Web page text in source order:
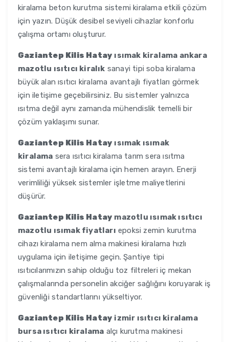
kiralama beton kurutma sistemi kiralama etkili çözüm
için yazın. Düşük desibel seviyeli cihazlar konforlu
çalışma ortamı oluşturur.
Gaziantep Kilis Hatay ısımak kiralama ankara
mazotlu ısıtıcı kiralık sanayi tipi soba kiralama
büyük alan ısıtıcı kiralama avantajlı fiyatları görmek
için iletişime geçebilirsiniz. Bu sistemler yalnızca
ısıtma değil aynı zamanda mühendislik temelli bir
çözüm yaklaşımı sunar.
Gaziantep Kilis Hatay ısımak ısımak
kiralama sera ısıtıcı kiralama tarım sera ısıtma
sistemi avantajlı kiralama için hemen arayın. Enerji
verimliliği yüksek sistemler işletme maliyetlerini
düşürür.
Gaziantep Kilis Hatay mazotlu ısımak ısıtıcı
mazotlu ısımak fiyatları epoksi zemin kurutma
cihazı kiralama nem alma makinesi kiralama hızlı
uygulama için iletişime geçin. Şantiye tipi
ısıtıcılarımızın sahip olduğu toz filtreleri iç mekan
çalışmalarında personelin akciğer sağlığını koruyarak iş
güvenliği standartlarını yükseltiyor.
Gaziantep Kilis Hatay izmir ısıtıcı kiralama
bursa ısıtıcı kiralama alçı kurutma makinesi